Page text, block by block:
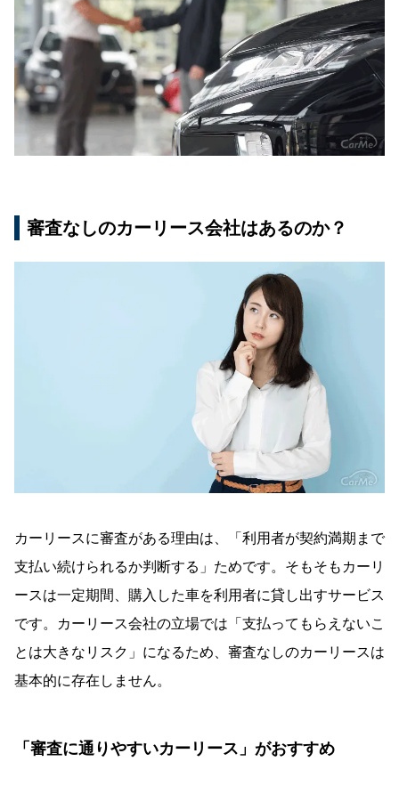
審査なしのカーリース会社はあるのか？
カーリースに審査がある理由は、「利用者が契約満期まで
支払い続けられるか判断する」ためです。そもそもカーリ
ースは一定期間、購入した車を利用者に貸し出すサービス
です。カーリース会社の立場では「支払ってもらえないこ
とは大きなリスク」になるため、審査なしのカーリースは
基本的に存在しません。
「審査に通りやすいカーリース」がおすすめ